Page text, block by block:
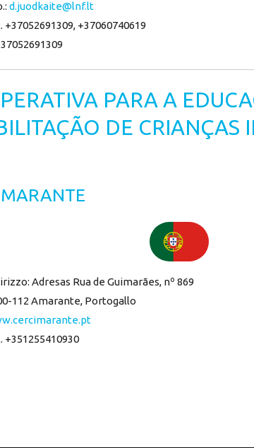
d.juodkaite@lnf.lt
+37052691309, +37060740619
PARA A
DE CRIANÇAS
Adresas Rua de Guimarães, nº 869
112 Amarante, Portogallo
+351255410930